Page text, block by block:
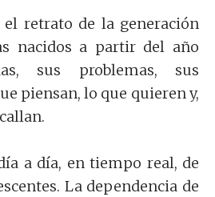
el retrato de la generación
nacidos a partir del año
sus problemas, sus
piensan, lo que quieren y,
a día, en tiempo real, de
La dependencia de